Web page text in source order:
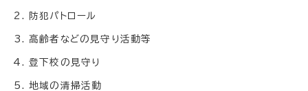
防犯パトロール
高齢者などの見守り活動等
登下校の見守り
地域の清掃活動